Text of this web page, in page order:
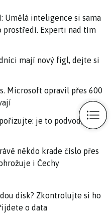
Umělá inteligence si sama
prostředí. Experti nad tím
mají nový fígl, dejte si
Microsoft opravil přes 600
je to podvod,
někdo krade číslo přes
i Čechy
disk? Zkontrolujte si ho
o data